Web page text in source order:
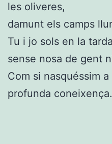
les oliveres,
damunt els camps
Tu i jo sols en la
sense nosa de gent
Com si nasquéssim
profunda coneixença.